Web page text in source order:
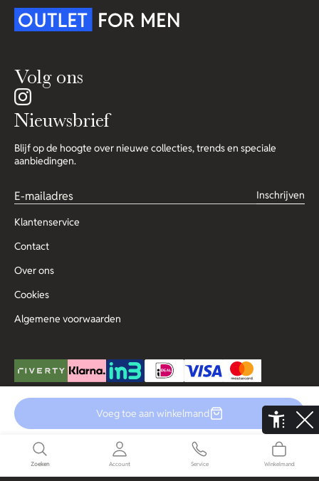
Voeg toe aan winkelmand
Volg ons
Nieuwsbrief
Blijf op de hoogte over nieuwe collecties, trends en speciale
aanbiedingen.
Inschrijven
Klantenservice
Contact
Over ons
Cookies
Algemene voorwaarden
© Copyright 2025 Outlet for Men De Aaldor 13, 4191 PC, Geldermalsen
Zoeken Account Service Winkelmand